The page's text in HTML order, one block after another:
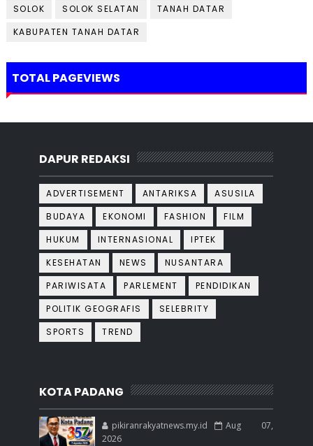
SOLOK
SOLOK SELATAN
TANAH DATAR
KABUPATEN TANAH DATAR
TOTAL PAGEVIEWS
DAPUR REDAKSI
ADVERTISEMENT ANTARIKSA
ASUSILA
BUDAYA
EKONOMI FASHION
FILM
HUKUM
INTERNASIONAL
IPTEK
KESEHATAN
NEWS
NUSANTARA
PARIWISATA
PARLEMENT
PENDIDIKAN
POLITIK GEOGRAFIS
SELEBRITY
SPORTS
TREND
KOTA PADANG
pikiranrakyatnews.my.id
Aug 07,
2026